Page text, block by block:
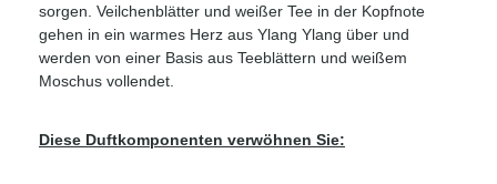
sorgen. Veilchenblätter und weißer Tee in der Kopfnote
gehen in ein warmes Herz aus Ylang Ylang über und
werden von einer Basis aus Teeblättern und weißem
Moschus vollendet.
Diese Duftkomponenten verwöhnen Sie: